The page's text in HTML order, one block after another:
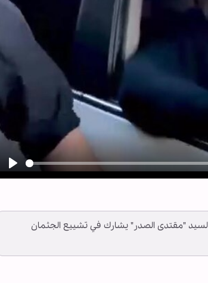
Play
السيد "مقتدى الصدر" يشارك في تشييع الجثمان